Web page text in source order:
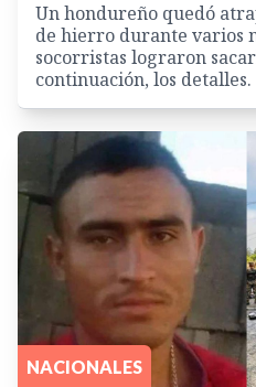
Un hondureño quedó
de hierro durante varios
socorristas lograron
continuación, los detalles.
NACIONALES